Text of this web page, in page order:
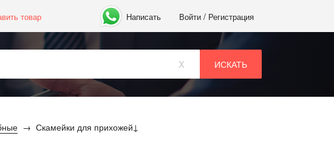
Написать Войти / Регистрация
товар
x
Скамейки для прихожей